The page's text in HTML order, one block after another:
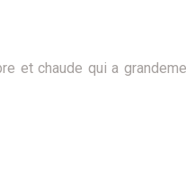
et chaude qui a